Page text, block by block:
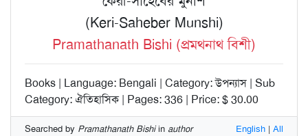
(Keri-Saheber Munshi)
Pramathanath Bishi (প্রমথনাথ বিশী)
Books | Language: Bengali | Category: উপন্যাস | Sub
Category: ঐতিহাসিক | Pages: 336 | Price: $ 30.00
Searched by Pramathanath Bishiin author English | All